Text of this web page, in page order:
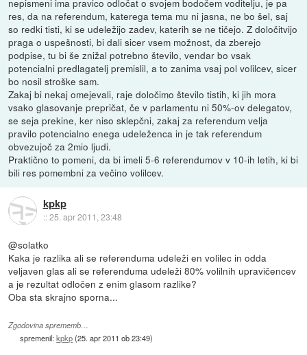
nepismeni ima pravico odločat o svojem bodočem voditelju, je pa
res, da na referendum, katerega tema mu ni jasna, ne bo šel, saj
so redki tisti, ki se udeležijo zadev, katerih se ne tičejo. Z določitvijo
praga o uspešnosti, bi dali sicer vsem možnost, da zberejo
podpise, tu bi še znižal potrebno število, vendar bo vsak
potencialni predlagatelj premislil, a to zanima vsaj pol volilcev, sicer
bo nosil stroške sam.
Zakaj bi nekaj omejevali, raje določimo število tistih, ki jih mora
vsako glasovanje prepričat, če v parlamentu ni 50%-ov delegatov,
se seja prekine, ker niso sklepčni, zakaj za referendum velja
pravilo potencialno enega udeleženca in je tak referendum
obvezujoč za 2mio ljudi.
Praktično to pomeni, da bi imeli 5-6 referendumov v 10-ih letih, ki bi
bili res pomembni za večino volilcev.
kpkp
::25. apr 2011, 23:48
@solatko
Kaka je razlika ali se referenduma udeleži en volilec in odda
veljaven glas ali se referenduma udeleži 80% volilnih upravičencev
a je rezultat odločen z enim glasom razlike?
Oba sta skrajno sporna...
Zgodovina sprememb…
spremenil:kpkp(25. apr 2011 ob 23:49)